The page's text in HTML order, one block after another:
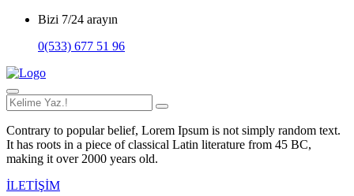
Bizi 7/24 arayın
0(533) 677 51 96
Contrary to popular belief, Lorem Ipsum is not simply random text.
It has roots in a piece of classical Latin literature from 45 BC,
making it over 2000 years old.
İLETİŞİM